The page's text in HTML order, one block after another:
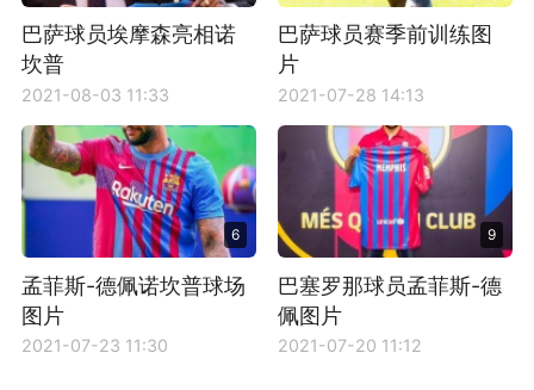
巴萨球员埃摩森亮相诺
坎普
2021-08-03 11:33
巴萨球员赛季前训练图
片
2021-07-28 14:13
6
孟菲斯-德佩诺坎普球场
图片
2021-07-23 11:30
9
巴塞罗那球员孟菲斯-德
佩图片
2021-07-20 11:12